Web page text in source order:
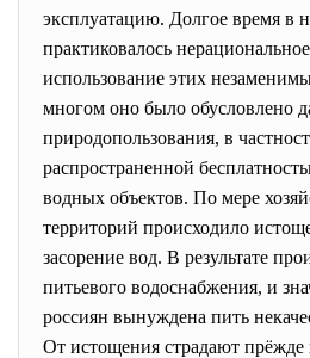
эксплуатацию. Долгое время в
практиковалось
использование этих
многом оно было обусловлено
природопользования, в
распространенной
водных объектов. По мере
территорий происходило
засорение вод. В результате
питьевого водоснабжения, и
россиян вынуждена пить
От истощения страдают